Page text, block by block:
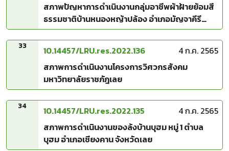
สภาพปัญหาการดำเนินงานกลุ่มอาชีพผ้าฝ้ายย้อมสี
ธรรมชาติบ้านหนองหญ้าปล้อง อำเภอมัญจาคีรี
จังหวัดขอนแก่น
33 10.14457/LRU.res.2022.136
4 ก.ค. 2565
สภาพการดำเนินงานโครงการวิศวกรสังคม
มหาวิทยาลัยราชภัฎเลย
34 10.14457/LRU.res.2022.135
4 ก.ค. 2565
สภาพการดำเนินงานของล้งบ้านบุฮม หมู่ 1 ตำบล
บุฮม อำเภอเชียงคาน จังหวัดเลย